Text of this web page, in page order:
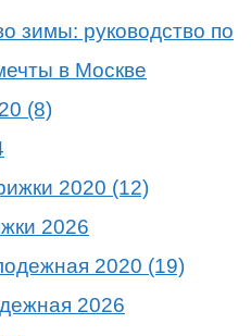
зимы: руководство по
в Москве
2026
2026